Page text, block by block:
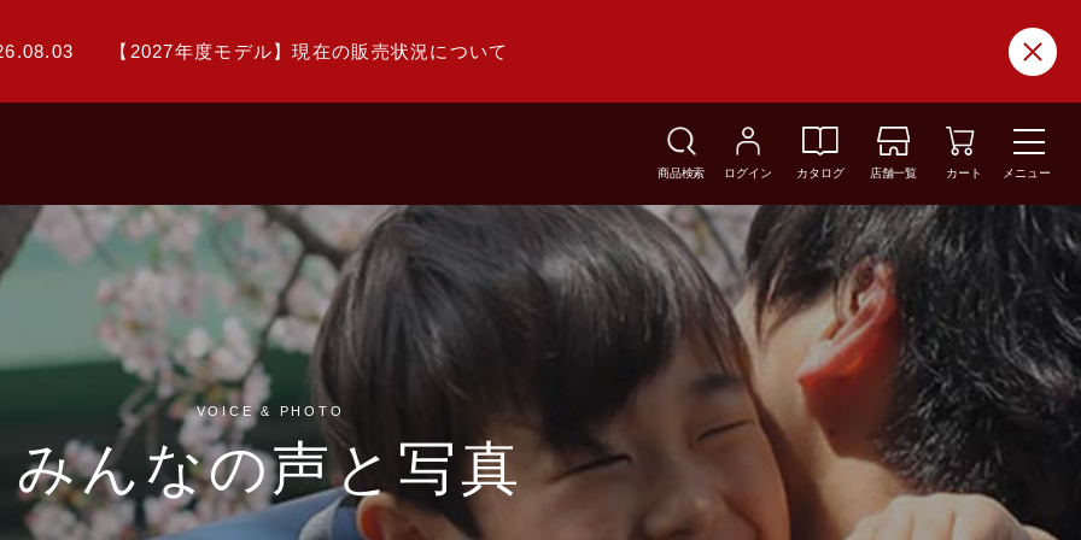
【2027年度モデル】現在の販売状況について
商品検索 ログイン カタログ 店舗一覧 カート メニュー
VOICE & PHOTO
みんなの声と写真